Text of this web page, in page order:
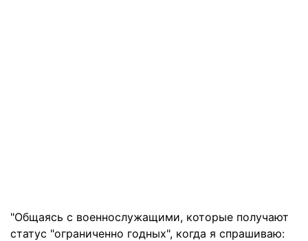
"Общаясь с военнослужащими, которые получают
статус "ограниченно годных", когда я спрашиваю: